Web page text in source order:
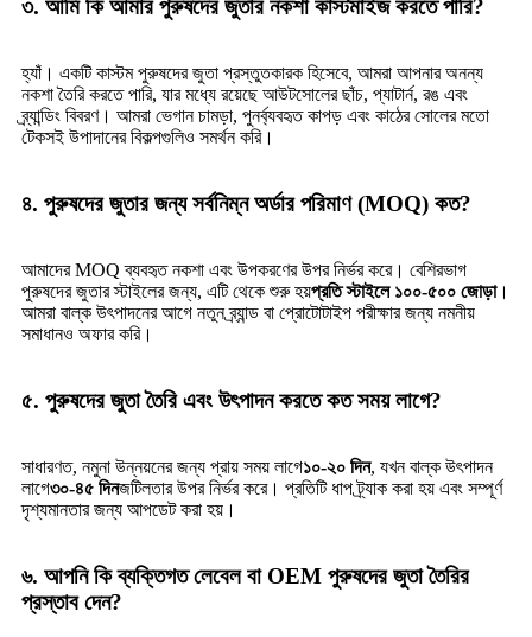
৩. আমি কি আমার পুরুষদের জুতার নকশা কাস্টমাইজ করতে পারি?
হ্যাঁ। একটি কাস্টম পুরুষদের জুতা প্রস্তুতকারক হিসেবে, আমরা আপনার অনন্য
নকশা তৈরি করতে পারি, যার মধ্যে রয়েছে আউটসোলের ছাঁচ, প্যাটার্ন, রঙ এবং
ব্র্যান্ডিং বিবরণ। আমরা ভেগান চামড়া, পুনর্ব্যবহৃত কাপড় এবং কাঠের সোলের মতো
টেকসই উপাদানের বিকল্পগুলিও সমর্থন করি।
৪. পুরুষদের জুতার জন্য সর্বনিম্ন অর্ডার পরিমাণ (MOQ) কত?
আমাদের MOQ ব্যবহৃত নকশা এবং উপকরণের উপর নির্ভর করে। বেশিরভাগ
পুরুষদের জুতার স্টাইলের জন্য, এটি থেকে শুরু হয়প্রতি স্টাইলে ১০০-৫০০ জোড়া।
আমরা বাল্ক উৎপাদনের আগে নতুন ব্র্যান্ড বা প্রোটোটাইপ পরীক্ষার জন্য নমনীয়
সমাধানও অফার করি।
৫. পুরুষদের জুতা তৈরি এবং উৎপাদন করতে কত সময় লাগে?
সাধারণত, নমুনা উন্নয়নের জন্য প্রায় সময় লাগে১০-২০ দিন, যখন বাল্ক উৎপাদন
লাগে৩০-৪৫ দিনজটিলতার উপর নির্ভর করে। প্রতিটি ধাপ ট্র্যাক করা হয় এবং সম্পূর্ণ
দৃশ্যমানতার জন্য আপডেট করা হয়।
৬. আপনি কি ব্যক্তিগত লেবেল বা OEM পুরুষদের জুতা তৈরির
প্রস্তাব দেন?